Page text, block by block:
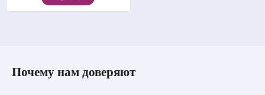
Почему нам доверяют